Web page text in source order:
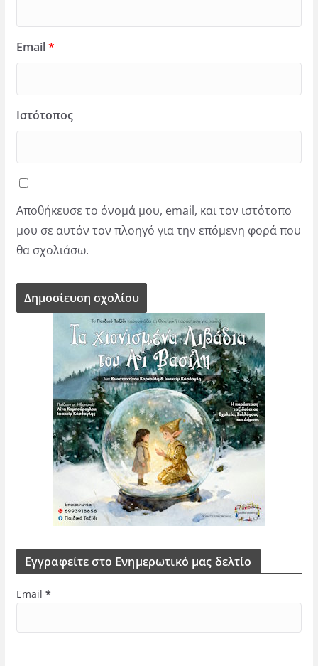
Email*
Ιστότοπος
Αποθήκευσε το όνομά μου, email, και τον ιστότοπο
μου σε αυτόν τον πλοηγό για την επόμενη φορά που
θα σχολιάσω.
Εγγραφείτε στο Ενημερωτικό μας δελτίο
Email *